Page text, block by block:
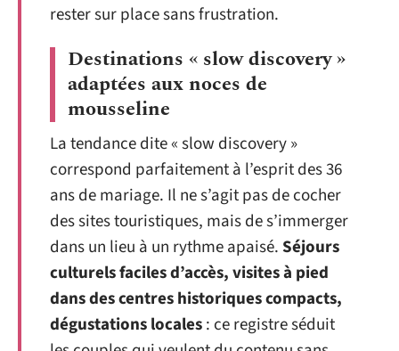
rester sur place sans frustration.
Destinations « slow discovery »
adaptées aux noces de
mousseline
La tendance dite « slow discovery »
correspond parfaitement à l’esprit des 36
ans de mariage. Il ne s’agit pas de cocher
des sites touristiques, mais de s’immerger
dans un lieu à un rythme apaisé.Séjours
culturels faciles d’accès, visites à pied
dans des centres historiques compacts,
dégustations locales: ce registre séduit